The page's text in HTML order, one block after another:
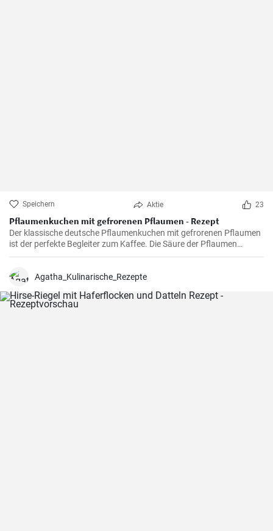
Speichern Aktie 23
Pflaumenkuchen mit gefrorenen Pflaumen - Rezept
Der klassische deutsche Pflaumenkuchen mit gefrorenen Pflaumen
ist der perfekte Begleiter zum Kaffee. Die Säure der Pflaumen
kombiniert mit der Süße des Kuchenteigs ergibt ein harmonisches
Agatha_Kulinarische_Rezepte